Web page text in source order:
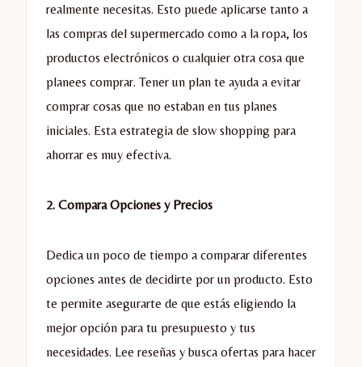
realmente necesitas. Esto puede aplicarse tanto a
las compras del supermercado como a la ropa, los
productos electrónicos o cualquier otra cosa que
planees comprar. Tener un plan te ayuda a evitar
comprar cosas que no estaban en tus planes
iniciales. Esta estrategia de slow shopping para
ahorrar es muy efectiva.
2. Compara Opciones y Precios
Dedica un poco de tiempo a comparar diferentes
opciones antes de decidirte por un producto. Esto
te permite asegurarte de que estás eligiendo la
mejor opción para tu presupuesto y tus
necesidades. Lee reseñas y busca ofertas para hacer